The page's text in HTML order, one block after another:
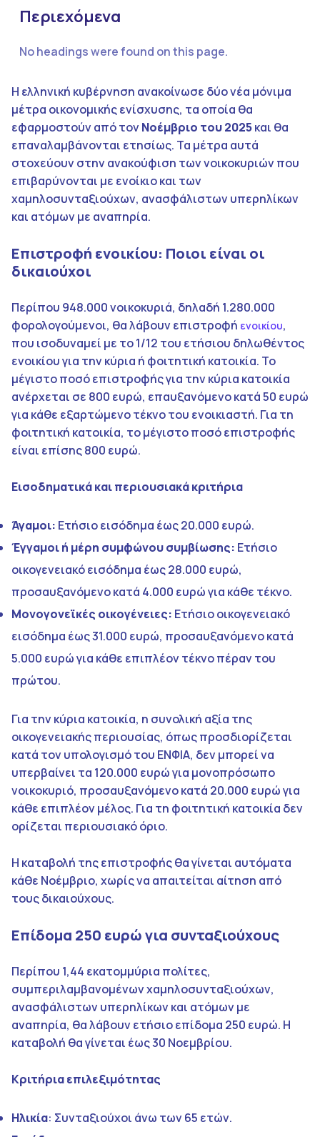
Περιεχόμενα
No headings were found on this page.
Η ελληνική κυβέρνηση ανακοίνωσε δύο νέα μόνιμα
μέτρα οικονομικής ενίσχυσης, τα οποία θα
εφαρμοστούν από τον Νοέμβριο του 2025και θα
επαναλαμβάνονται ετησίως. Τα μέτρα αυτά
στοχεύουν στην ανακούφιση των νοικοκυριών που
επιβαρύνονται με ενοίκιο και των
χαμηλοσυνταξιούχων, ανασφάλιστων υπερηλίκων
και ατόμων με αναπηρία.​
Επιστροφή ενοικίου: Ποιοι είναι οι
δικαιούχοι
Περίπου 948.000 νοικοκυριά, δηλαδή 1.280.000
φορολογούμενοι, θα λάβουν επιστροφή ενοικίου,
που ισοδυναμεί με το 1/12 του ετήσιου δηλωθέντος
ενοικίου για την κύρια ή φοιτητική κατοικία. Το
μέγιστο ποσό επιστροφής για την κύρια κατοικία
ανέρχεται σε 800 ευρώ, επαυξανόμενο κατά 50 ευρώ
για κάθε εξαρτώμενο τέκνο του ενοικιαστή. Για τη
φοιτητική κατοικία, το μέγιστο ποσό επιστροφής
είναι επίσης 800 ευρώ.
Εισοδηματικά και περιουσιακά κριτήρια
Άγαμοι: Ετήσιο εισόδημα έως 20.000 ευρώ.
Έγγαμοι ή μέρη συμφώνου συμβίωσης: Ετήσιο
οικογενειακό εισόδημα έως 28.000 ευρώ,
προσαυξανόμενο κατά 4.000 ευρώ για κάθε τέκνο.
Μονογονεϊκές οικογένειες: Ετήσιο οικογενειακό
εισόδημα έως 31.000 ευρώ, προσαυξανόμενο κατά
5.000 ευρώ για κάθε επιπλέον τέκνο πέραν του
πρώτου.
Για την κύρια κατοικία, η συνολική αξία της
οικογενειακής περιουσίας, όπως προσδιορίζεται
κατά τον υπολογισμό του ΕΝΦΙΑ, δεν μπορεί να
υπερβαίνει τα 120.000 ευρώ για μονοπρόσωπο
νοικοκυριό, προσαυξανόμενο κατά 20.000 ευρώ για
κάθε επιπλέον μέλος. Για τη φοιτητική κατοικία δεν
ορίζεται περιουσιακό όριο.
Η καταβολή της επιστροφής θα γίνεται αυτόματα
κάθε Νοέμβριο, χωρίς να απαιτείται αίτηση από
τους δικαιούχους.​
Επίδομα 250 ευρώ για συνταξιούχους
Περίπου 1,44 εκατομμύρια πολίτες,
συμπεριλαμβανομένων χαμηλοσυνταξιούχων,
ανασφάλιστων υπερηλίκων και ατόμων με
αναπηρία, θα λάβουν ετήσιο επίδομα 250 ευρώ. Η
καταβολή θα γίνεται έως 30 Νοεμβρίου.
Κριτήρια επιλεξιμότητας
Ηλικία: Συνταξιούχοι άνω των 65 ετών.